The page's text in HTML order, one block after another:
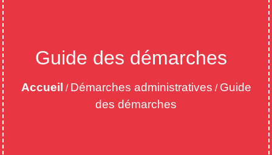
Guide des démarches
Accueil / Démarches administratives / Guide
des démarches